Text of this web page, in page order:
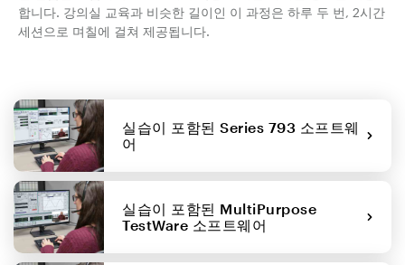
합니다. 강의실 교육과 비슷한 길이인 이 과정은 하루 두 번, 2시간
세션으로 며칠에 걸쳐 제공됩니다.
실습이 포함된 Series 793 소프트웨
어
실습이 포함된 MultiPurpose
TestWare 소프트웨어